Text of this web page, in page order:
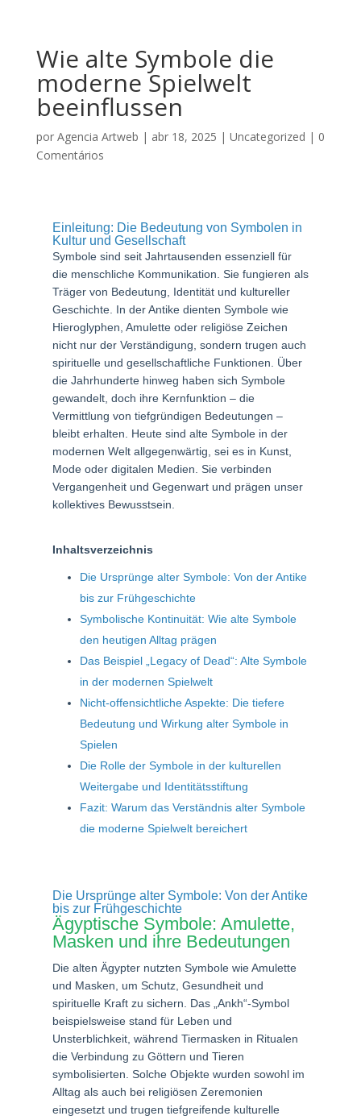
Wie alte Symbole die
moderne Spielwelt
beeinflussen
por Agencia Artweb | abr 18, 2025 | Uncategorized | 0
Comentários
Einleitung: Die Bedeutung von Symbolen in
Kultur und Gesellschaft
Symbole sind seit Jahrtausenden essenziell für
die menschliche Kommunikation. Sie fungieren als
Träger von Bedeutung, Identität und kultureller
Geschichte. In der Antike dienten Symbole wie
Hieroglyphen, Amulette oder religiöse Zeichen
nicht nur der Verständigung, sondern trugen auch
spirituelle und gesellschaftliche Funktionen. Über
die Jahrhunderte hinweg haben sich Symbole
gewandelt, doch ihre Kernfunktion – die
Vermittlung von tiefgründigen Bedeutungen –
bleibt erhalten. Heute sind alte Symbole in der
modernen Welt allgegenwärtig, sei es in Kunst,
Mode oder digitalen Medien. Sie verbinden
Vergangenheit und Gegenwart und prägen unser
kollektives Bewusstsein.
Inhaltsverzeichnis
Die Ursprünge alter Symbole: Von der Antike
bis zur Frühgeschichte
Symbolische Kontinuität: Wie alte Symbole
den heutigen Alltag prägen
Das Beispiel „Legacy of Dead“: Alte Symbole
in der modernen Spielwelt
Nicht-offensichtliche Aspekte: Die tiefere
Bedeutung und Wirkung alter Symbole in
Spielen
Die Rolle der Symbole in der kulturellen
Weitergabe und Identitätsstiftung
Fazit: Warum das Verständnis alter Symbole
die moderne Spielwelt bereichert
Die Ursprünge alter Symbole: Von der Antike
bis zur Frühgeschichte
Ägyptische Symbole: Amulette,
Masken und ihre Bedeutungen
Die alten Ägypter nutzten Symbole wie Amulette
und Masken, um Schutz, Gesundheit und
spirituelle Kraft zu sichern. Das „Ankh“-Symbol
beispielsweise stand für Leben und
Unsterblichkeit, während Tiermasken in Ritualen
die Verbindung zu Göttern und Tieren
symbolisierten. Solche Objekte wurden sowohl im
Alltag als auch bei religiösen Zeremonien
eingesetzt und trugen tiefgreifende kulturelle